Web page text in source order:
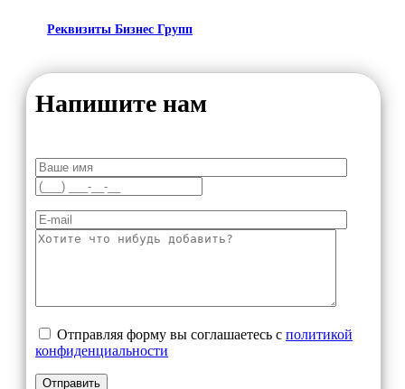
Реквизиты Бизнес Групп
Напишите нам
Отправляя форму вы соглашаетесь с политикой
конфиденциальности